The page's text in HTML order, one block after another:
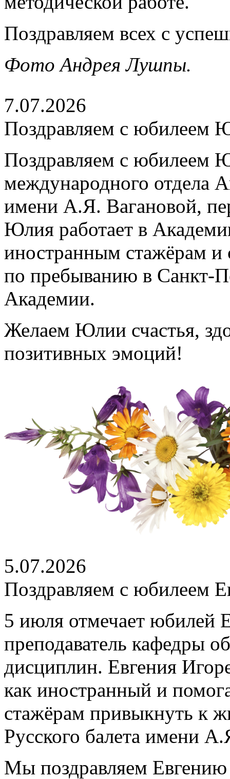
Поздравляем всех с
Фото Андрея Лушпы.
7.07.2026
Поздравляем с юбилеем
Поздравляем с юбилеем
международного отдела
имени А.Я. Вагановой,
Юлия работает в
иностранным стажёрам и
по пребыванию в Санкт-
Академии.
Желаем Юлии счастья,
позитивных эмоций!
5.07.2026
Поздравляем с юбилеем
5 июля отмечает юбилей
преподаватель кафедры
дисциплин. Евгения
как иностранный и
стажёрам привыкнуть к
Русского балета имени
Мы поздравляем